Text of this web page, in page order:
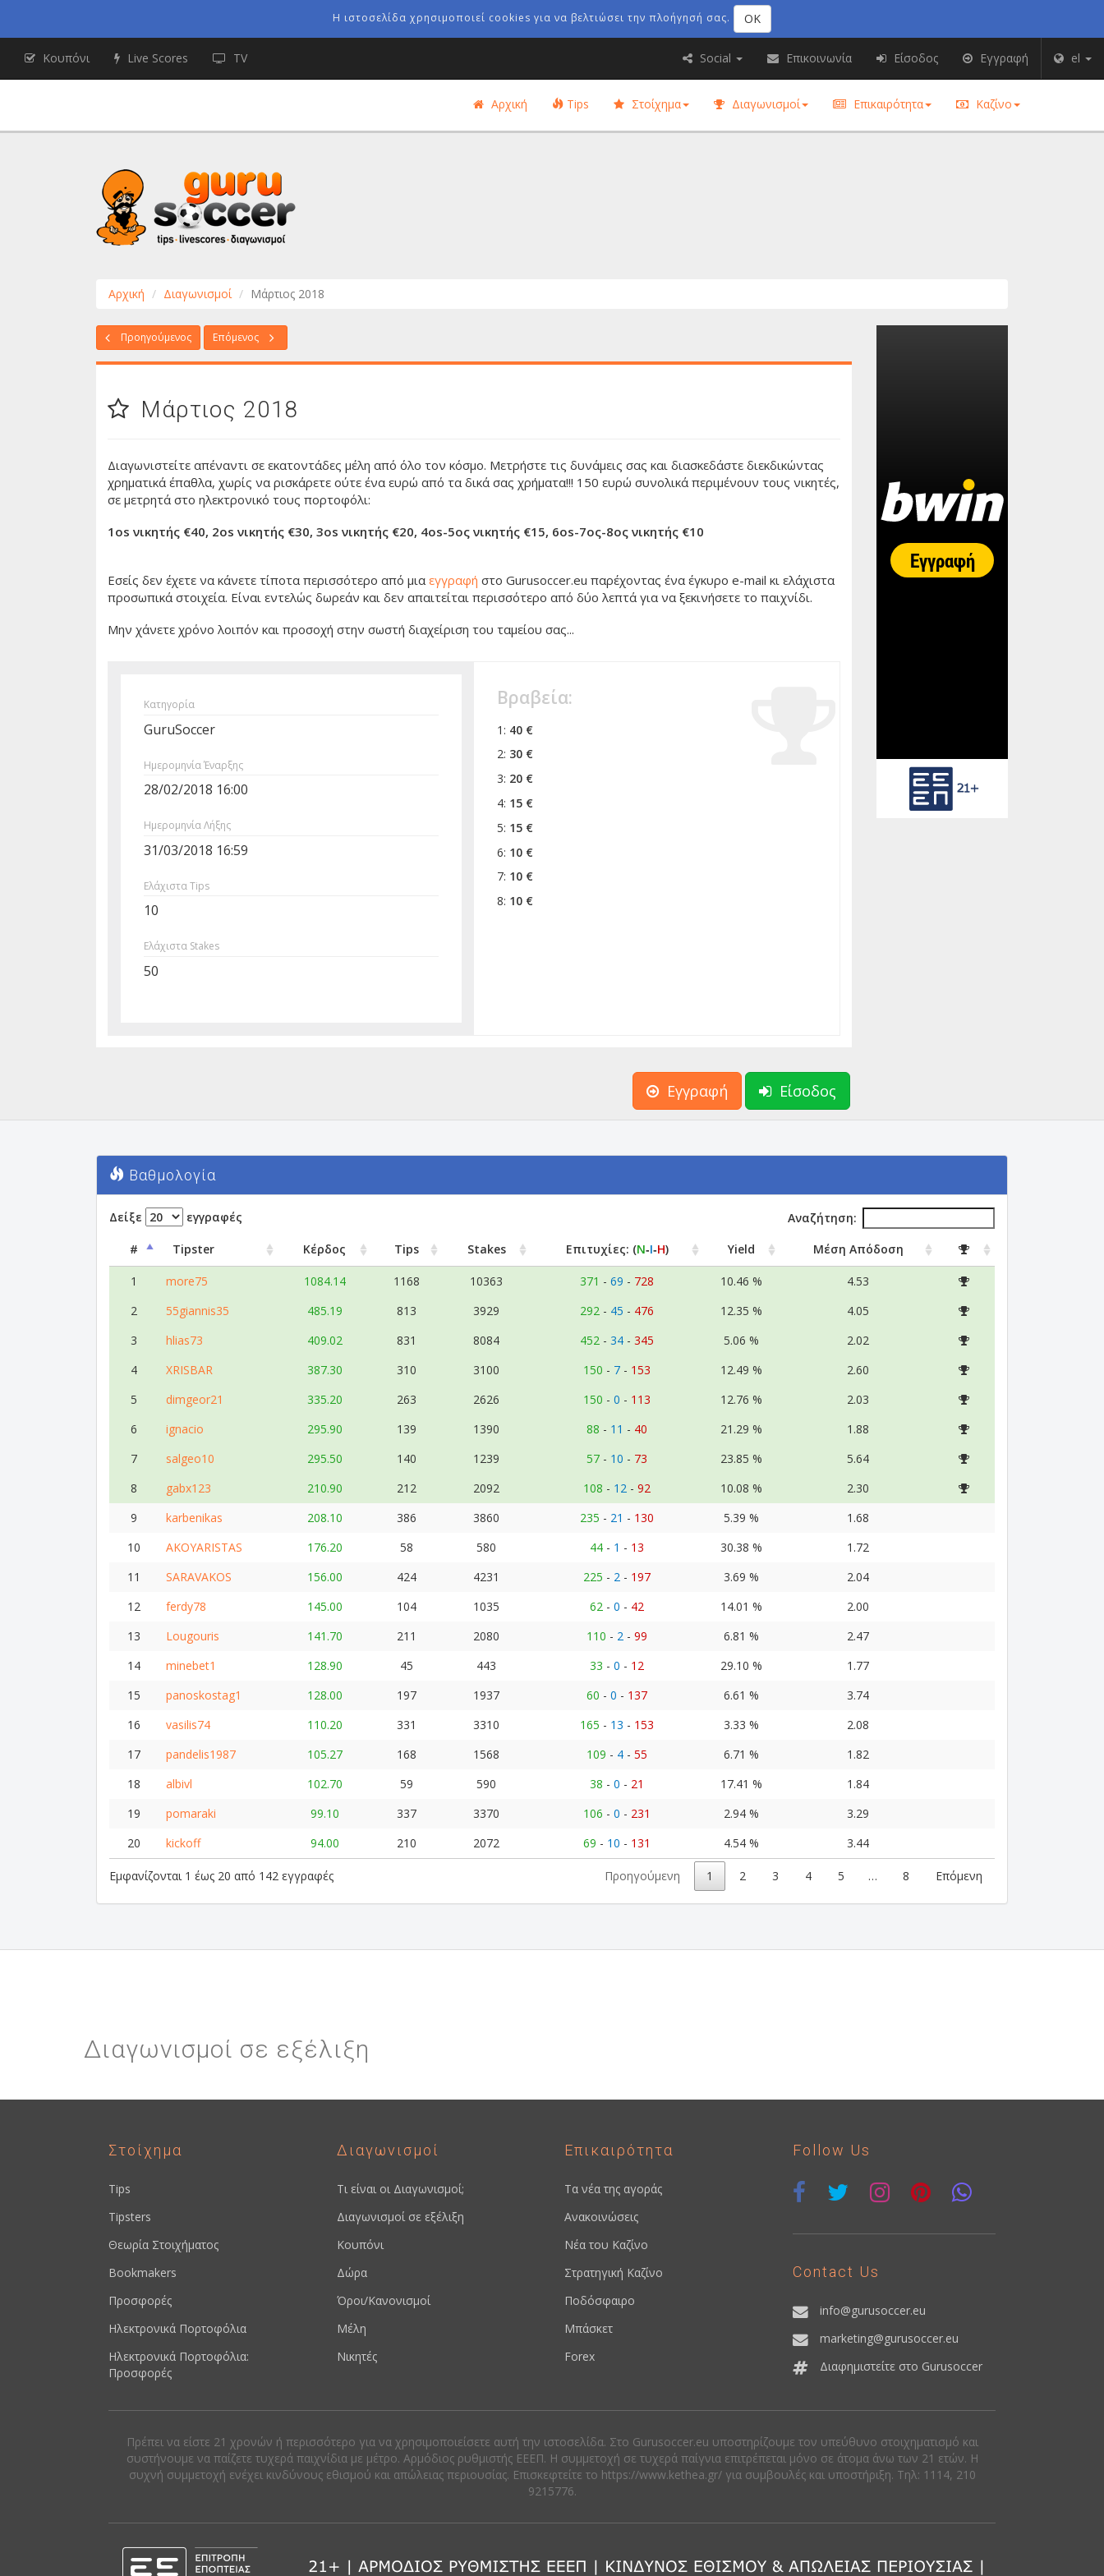
Η ιστοσελίδα χρησιμοποιεί cookies για να βελτιώσει την πλοήγησή σας. OK
Αρχική Tips Στοίχημα Διαγωνισμοί Επικαιρότητα Καζίνο
Αρχική Διαγωνισμοί Μάρτιος 2018
Προηγούμενος Επόμενος
Μάρτιος 2018
Διαγωνιστείτε απέναντι σε εκατοντάδες μέλη από όλο τον κόσμο. Μετρήστε τις δυνάμεις σας και διασκεδάστε διεκδικώντας
χρηματικά έπαθλα, χωρίς να ρισκάρετε ούτε ένα ευρώ από τα δικά σας χρήματα!!! 150 ευρώ συνολικά περιμένουν τους νικητές,
σε μετρητά στο ηλεκτρονικό τους πορτοφόλι:
1os νικητής €40, 2os νικητής €30, 3os νικητής €20, 4os-5ος νικητής €15, 6os-7ος-8ος νικητής €10
Εσείς δεν έχετε να κάνετε τίποτα περισσότερο από μια εγγραφή στο Gurusoccer.eu παρέχοντας ένα έγκυρο e-mail κι ελάχιστα
προσωπικά στοιχεία. Eίναι εντελώς δωρεάν και δεν απαιτείται περισσότερο από δύο λεπτά για να ξεκινήσετε το παιχνίδι.
Mην χάνετε χρόνο λοιπόν και προσοχή στην σωστή διαχείριση του ταμείου σας...
Κατηγορία
GuruSoccer
Ημερομηνία Έναρξης
28/02/2018 16:00
Ημερομηνία Λήξης
31/03/2018 16:59
Ελάχιστα Tips
10
Ελάχιστα Stakes
50
Βραβεία:
1: 40 €
2: 30 €
3: 20 €
4: 15 €
5: 15 €
6: 10 €
7: 10 €
8: 10 €
Εγγραφή Είσοδος
Βαθμολογία
Δείξε εγγραφές
Αναζήτηση:
#
Tipster Κέρδος Tips Stakes Επιτυχίες: (Ν‑Ι‑Η) Yield Μέση Απόδοση
1 more75 1084.14 1168 10363 371 - 69 - 728 10.46 %
4.53
2
55giannis35 485.19 813 3929 292 - 45 - 476 12.35 %
4.05
3
hlias73 409.02 831 8084 452 - 34 - 345 5.06 %
2.02
4
XRISBAR 387.30 310 3100 150 - 7 - 153 12.49 %
2.60
5
dimgeor21 335.20 263 2626 150 - 0 - 113 12.76 %
2.03
6
ignacio 295.90 139 1390 88 - 11 - 40 21.29 %
1.88
7
salgeo10 295.50 140 1239 57 - 10 - 73 23.85 %
5.64
8
gabx123 210.90 212 2092 108 - 12 - 92 10.08 %
2.30
9
karbenikas 208.10 386 3860 235 - 21 - 130 5.39 %
1.68
10
AKOYARISTAS 176.20 58 580 44 - 1 - 13 30.38 %
1.72
11
SARAVAKOS 156.00 424 4231 225 - 2 - 197 3.69 %
2.04
12
ferdy78 145.00 104 1035 62 - 0 - 42 14.01 %
2.00
13
Lougouris 141.70 211 2080 110 - 2 - 99 6.81 %
2.47
14
minebet1 128.90 45 443 33 - 0 - 12 29.10 %
1.77
15
panoskostag1 128.00 197 1937 60 - 0 - 137 6.61 %
3.74
16
vasilis74 110.20 331 3310 165 - 13 - 153 3.33 %
2.08
17
pandelis1987 105.27 168 1568 109 - 4 - 55 6.71 %
1.82
18
albivl 102.70 59 590 38 - 0 - 21 17.41 %
1.84
19
pomaraki 99.10 337 3370 106 - 0 - 231 2.94 %
3.29
20
kickoff 94.00 210 2072 69 - 10 - 131 4.54 % 3.44
Εμφανίζονται 1 έως 20 από 142 εγγραφές Προηγούμενη 1 2 3 4 5 … 8 Επόμενη
Διαγωνισμοί σε εξέλιξη
Στοίχημα
Tips
Tipsters
Θεωρία Στοιχήματος
Bookmakers
Προσφορές
Ηλεκτρονικά Πορτοφόλια
Ηλεκτρονικά Πορτοφόλια:
Προσφορές
Διαγωνισμοί
Τι είναι οι Διαγωνισμοί;
Διαγωνισμοί σε εξέλιξη
Κουπόνι
Δώρα
Όροι/Κανονισμοί
Μέλη
Νικητές
Επικαιρότητα
Τα νέα της αγοράς
Ανακοινώσεις
Νέα του Καζίνο
Στρατηγική Καζίνο
Ποδόσφαιρο
Μπάσκετ
Forex
Follow Us
Contact Us
info@gurusoccer.eu
marketing@gurusoccer.eu
Διαφημιστείτε στο Gurusoccer
Πρέπει να είστε 21 χρονών ή περισσότερο για να χρησιμοποιείσετε αυτή την ιστοσελίδα. Στο Gurusoccer.eu υποστηρίζουμε τον υπεύθυνο στοιχηματισμό και
συστήνουμε να παίζετε τυχερά παιχνίδια με μέτρο. Αρμόδιος ρυθμιστής ΕΕΕΠ. Η συμμετοχή σε τυχερά παίγνια επιτρέπεται μόνο σε άτομα άνω των 21 ετών. Η
συχνή συμμετοχή ενέχει κινδύνους εθισμού και απώλειας περιουσίας. Eπισκεφτείτε το https://www.kethea.gr/ για συμβουλές και υποστήριξη. Tηλ: 1114, 210
9215776.
Social Επικοινωνία Είσοδος Εγγραφή el
Κουπόνι Live Scores TV